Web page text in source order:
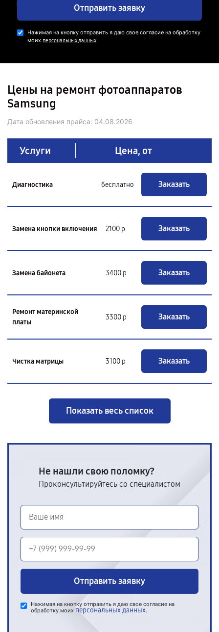
Отправить заявку
Нажимая на кнопку отправить я даю свое согласие на обработку
моих персональных данных.
Цены на ремонт фотоаппаратов
Samsung
Дата обновления прайса: 04.08.2026
Услуги Цена, от
Диагностика бесплатно Заказать
Замена кнопки включения 2100 р Заказать
Замена байонета 3400 р Заказать
Ремонт материнской
платы
3300 р Заказать
Чистка матрицы 3100 р Заказать
Показать весь список
Не нашли свою поломку?
Проконсультируйтесь со специалистом
Отправить заявку
Нажимая на кнопку отправить я даю свое согласие на
обработку моих персональных данных.